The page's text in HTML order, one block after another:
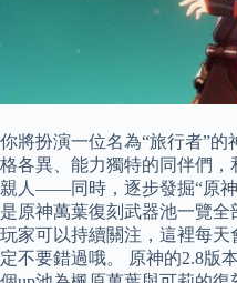
你將扮演一位名為“旅行者”
格各異、能力獨特的同伴們
親人——同時，逐步發掘“原
是原神萬葉復刻武器池一覽
玩家可以持續關注，這裡每
定不要錯過哦。 原神的2.8版